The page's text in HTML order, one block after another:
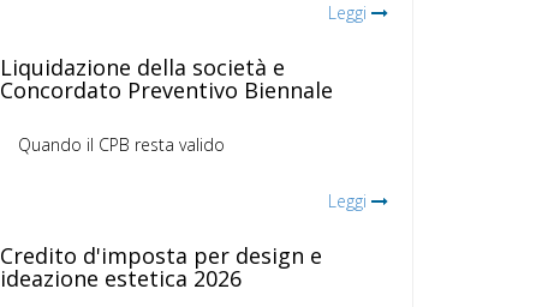
Leggi
Liquidazione della società e
Concordato Preventivo Biennale
Quando il CPB resta valido
Leggi
Credito d'imposta per design e
ideazione estetica 2026